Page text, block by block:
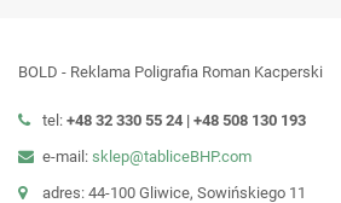
BOLD - Reklama Poligrafia Roman Kacperski
tel: +48 32 330 55 24 | +48 508 130 193
e-mail: sklep@tabliceBHP.com
adres: 44-100 Gliwice, Sowińskiego 11